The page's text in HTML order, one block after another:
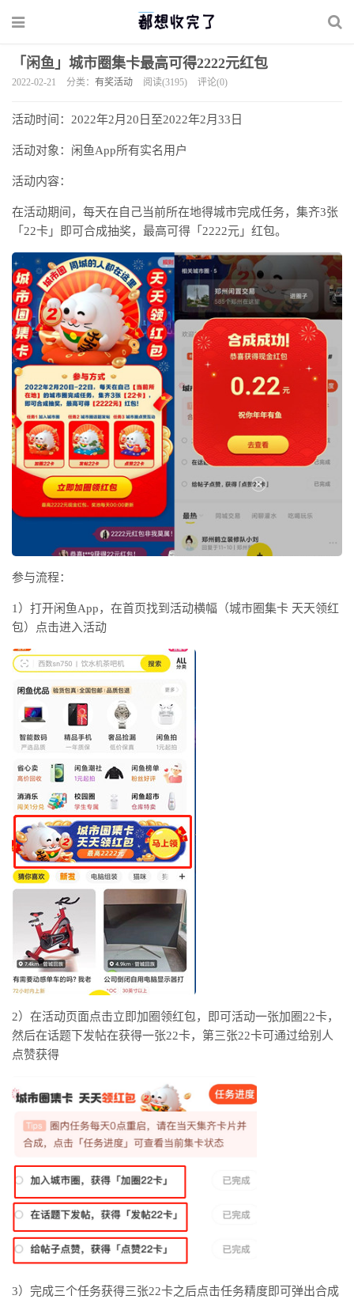
「闲鱼」城市圈集卡最高可得2222元红包
2022-02-21 分类： 有奖活动 阅读(3195) 评论(0)
活动时间：2022年2月20日至2022年2月33日
活动对象：闲鱼App所有实名用户
活动内容：
在活动期间，每天在自己当前所在地得城市完成任务，集齐3张
「22卡」即可合成抽奖，最高可得「2222元」红包。
参与流程：
1）打开闲鱼App，在首页找到活动横幅（城市圈集卡 天天领红
包）点击进入活动
2）在活动页面点击立即加圈领红包，即可活动一张加圈22卡，
然后在话题下发帖在获得一张22卡，第三张22卡可通过给别人
点赞获得
3）完成三个任务获得三张22卡之后点击任务精度即可弹出合成